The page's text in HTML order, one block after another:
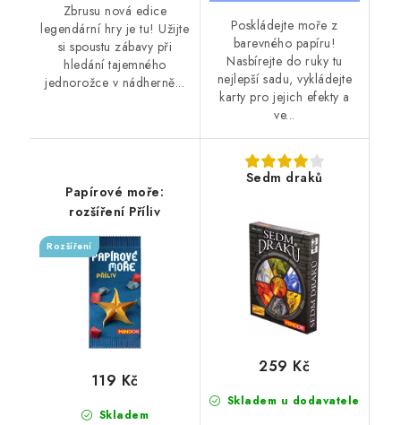
Zbrusu nová edice
legendární hry je tu! Užijte
si spoustu zábavy při
hledání tajemného
jednorožce v nádherně...
Poskládejte moře z
barevného papíru!
Nasbírejte do ruky tu
nejlepší sadu, vykládejte
karty pro jejich efekty a
ve...
Papírové moře:
rozšíření Příliv
Rozšíření
Skladem
119 Kč
Sedm draků
Skladem u dodavatele
259 Kč